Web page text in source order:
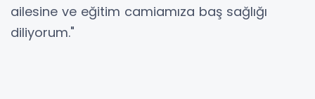
ailesine ve eğitim camiamıza baş sağlığı
diliyorum."